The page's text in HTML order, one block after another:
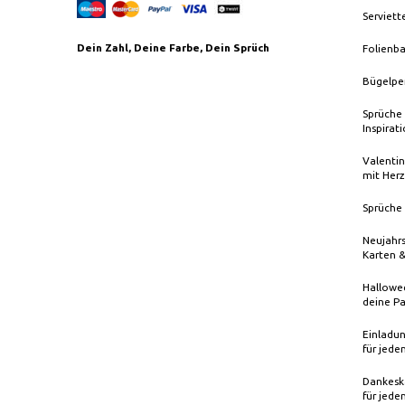
Dein Zahl, Deine Farbe, Dein Sprüch
mit Herz
Karten
deine
für
für